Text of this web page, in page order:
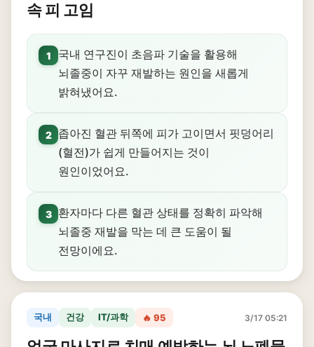
속 피 고임
1
국내 연구진이 초음파 기술을 활용해
뇌졸중이 자꾸 재발하는 원인을 새롭게
밝혀냈어요.
2
좁아진 혈관 뒤쪽에 피가 고이면서 핏덩어리
(혈전)가 쉽게 만들어지는 것이
원인이었어요.
3
환자마다 다른 혈관 상태를 정확히 파악해
뇌졸중 재발을 막는 데 큰 도움이 될
전망이에요.
국내 건강 IT/과학 🔥 95 3/17 05:21